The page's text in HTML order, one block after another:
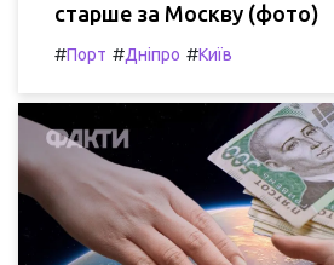
старше за Москву (фото)
#Порт #Дніпро #Київ